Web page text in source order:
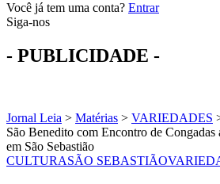
Você já tem uma conta? Entrar
Siga-nos
- PUBLICIDADE -
Jornal Leia > Matérias > VARIEDADES
São Benedito com Encontro de Congadas
em São Sebastião
CULTURASÃO SEBASTIÃO